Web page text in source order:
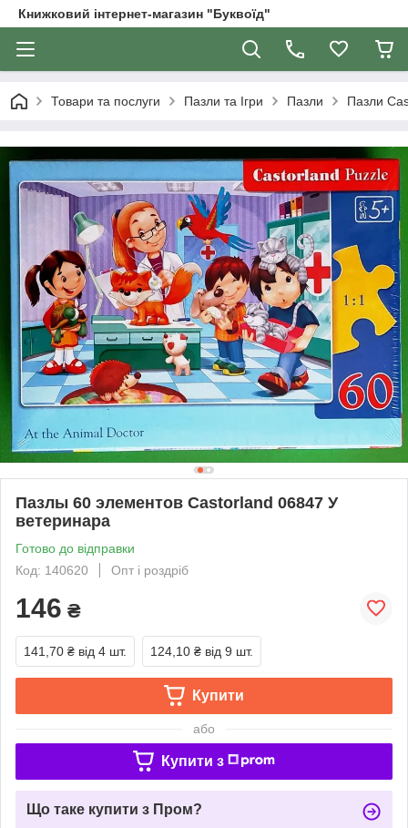
Книжковий інтернет-магазин "Буквоїд"
Товари та послуги Пазли та Ігри Пазли Пазли
Пазлы 60 элементов Castorland 06847 У
ветеринара
Готово до відправки
Код: 140620
Опт і роздріб
146 ₴
141,70 ₴ від 4 шт. 124,10 ₴ від 9 шт.
Купити
або
Купити з
Що таке купити з Пром?